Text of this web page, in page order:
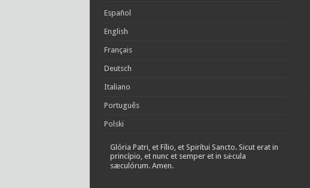
Español
English
Français
Deutsch
Italiano
Português
Polski
Glória Patri, et Fílio, et Spirítui Sancto. Sicut erat in
princípio, et nunc et semper et in sǽcula
sæculórum. Amen.